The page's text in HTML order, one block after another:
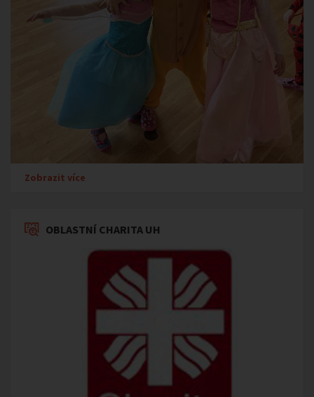
Zobrazit více
OBLASTNÍ CHARITA UH